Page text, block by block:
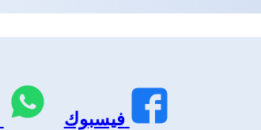
فيسبوك